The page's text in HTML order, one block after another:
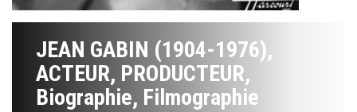
JEAN GABIN (1904-1976),
ACTEUR, PRODUCTEUR,
Biographie, Filmographie